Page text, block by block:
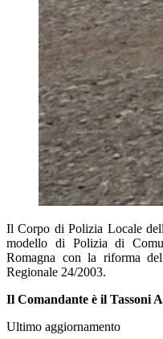
Il Corpo di Polizia Locale
modello di Polizia di
Romagna con la riforma
Regionale 24/2003.
Il Comandante è il Tassoni
Ultimo aggiornamento